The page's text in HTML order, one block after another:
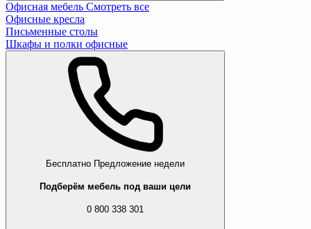
Офисная мебель Смотреть все
Офисные кресла
Письменные столы
Шкафы и полки офисные
Бесплатно Предложение недели
Подберём мебель под ваши цели
0 800 338 301